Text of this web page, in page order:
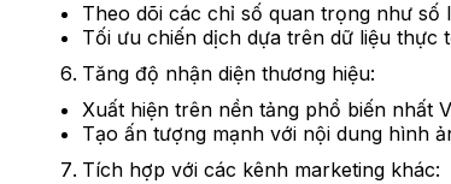
Theo dõi các chỉ số quan trọng như
Tối ưu chiến dịch dựa trên dữ liệu thực
Tăng độ nhận diện thương hiệu:
Xuất hiện trên nền tảng phổ biến nhất
Tạo ấn tượng mạnh với nội dung hình
Tích hợp với các kênh marketing khác: